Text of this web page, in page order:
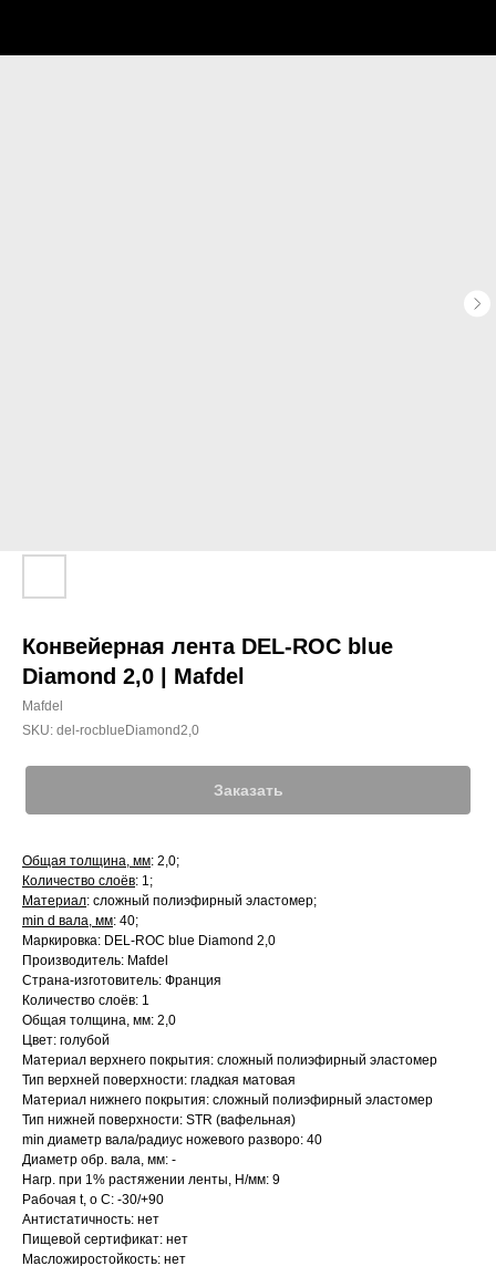
Конвейерная лента DEL-ROC blue
Diamond 2,0 | Mafdel
Mafdel
SKU: del-rocblueDiamond2,0
Заказать
Общая толщина, мм: 2,0;
Количество слоёв: 1;
Материал: сложный полиэфирный эластомер;
min d вала, мм: 40;
Маркировка: DEL-ROC blue Diamond 2,0
Производитель: Mafdel
Страна-изготовитель: Франция
Количество слоёв: 1
Общая толщина, мм: 2,0
Цвет: голубой
Материал верхнего покрытия: сложный полиэфирный эластомер
Тип верхней поверхности: гладкая матовая
Материал нижнего покрытия: сложный полиэфирный эластомер
Тип нижней поверхности: STR (вафельная)
min диаметр вала/радиус ножевого разворо: 40
Диаметр обр. вала, мм: -
Нагр. при 1% растяжении ленты, Н/мм: 9
Рабочая t, о С: -30/+90
Антистатичность: нет
Пищевой сертификат: нет
Масложиростойкость: нет